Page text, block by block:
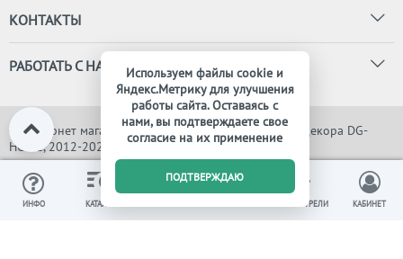
КОНТАКТЫ
РАБОТАТЬ С НАМИ
© Интернет магазин дизайнерской мебели, света и декора DG-
HOME, 2012-2026. Все права защищены
ИНФО КАТАЛОГ
0
ВЫ СМОТРЕЛИ КАБИНЕТ
Используем файлы cookie и
Яндекс.Метрику для улучшения
работы сайта. Оставаясь с
нами, вы подтверждаете свое
согласие на их применение
ПОДТВЕРЖДАЮ